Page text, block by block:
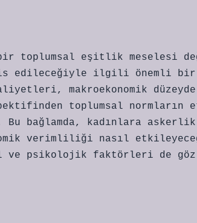
toplumsal eşitlik meselesi
edileceğiyle ilgili önemli bir
makroekonomik düzeyde
toplumsal
bağlamda, kadınlara askerlik
verimliliği nasıl
ve psikolojik faktörleri de göz